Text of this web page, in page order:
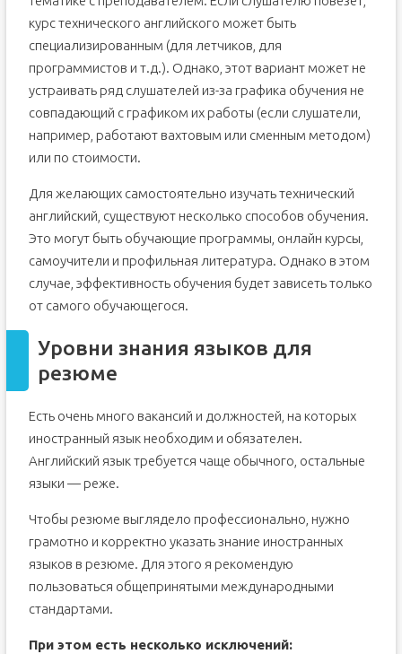
курс технического английского может быть
специализированным (для летчиков, для
программистов и т.д.). Однако, этот вариант может не
устраивать ряд слушателей из-за графика обучения не
совпадающий с графиком их работы (если слушатели,
например, работают вахтовым или сменным методом)
или по стоимости.
Для желающих самостоятельно изучать технический
английский, существуют несколько способов обучения.
Это могут быть обучающие программы, онлайн курсы,
самоучители и профильная литература. Однако в этом
случае, эффективность обучения будет зависеть только
от самого обучающегося.
Уровни знания языков для
резюме
Есть очень много вакансий и должностей, на которых
иностранный язык необходим и обязателен.
Английский язык требуется чаще обычного, остальные
языки — реже.
Чтобы резюме выглядело профессионально, нужно
грамотно и корректно указать знание иностранных
языков в резюме. Для этого я рекомендую
пользоваться общепринятыми международными
стандартами.
При этом есть несколько исключений: